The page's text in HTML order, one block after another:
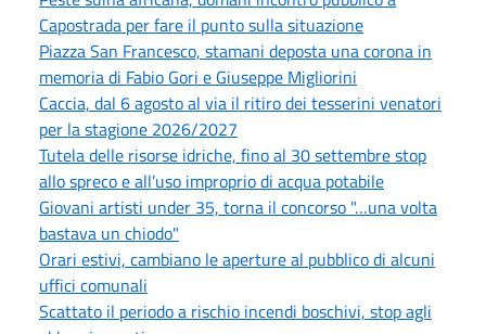
Capostrada per fare il punto sulla situazione
Piazza San Francesco, stamani deposta una corona in
memoria di Fabio Gori e Giuseppe Migliorini
Caccia, dal 6 agosto al via il ritiro dei tesserini venatori
per la stagione 2026/2027
Tutela delle risorse idriche, fino al 30 settembre stop
allo spreco e all’uso improprio di acqua potabile
Giovani artisti under 35, torna il concorso "…una volta
bastava un chiodo"
Orari estivi, cambiano le aperture al pubblico di alcuni
uffici comunali
Scattato il periodo a rischio incendi boschivi, stop agli